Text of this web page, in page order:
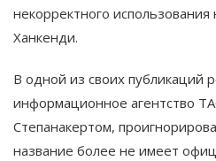
некорректного использования
Ханкенди.
В одной из своих публикаций
информационное агентство
Степанакертом,
название более не имеет